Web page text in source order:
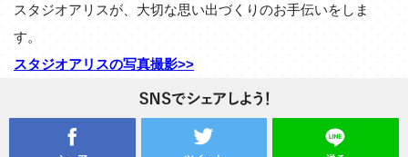
スタジオアリスが、大切な思い出づくりのお手伝いをしま
す。
スタジオアリスの写真撮影>>